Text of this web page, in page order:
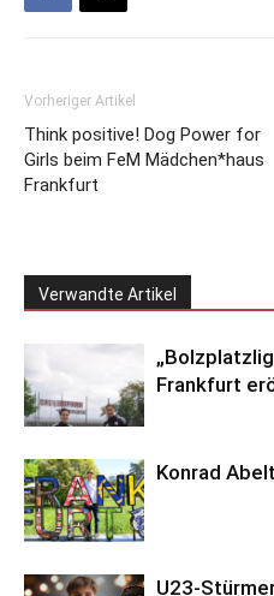
Vorheriger Artikel
Think positive! Dog Power for
Girls beim FeM Mädchen*haus
Frankfurt
Verwandte Artikel
Frankfurt
Konrad
U23-